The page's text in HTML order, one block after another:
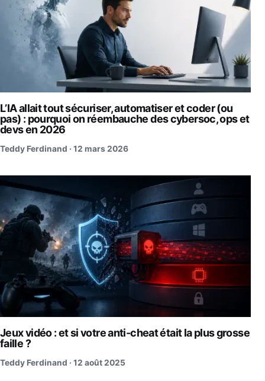
L’IA allait tout sécuriser, automatiser et coder (ou
pas) : pourquoi on réembauche des cybersoc, ops et
devs en 2026
Teddy Ferdinand · 12 mars 2026
Jeux vidéo : et si votre anti-cheat était la plus grosse
faille ?
Teddy Ferdinand · 12 août 2025